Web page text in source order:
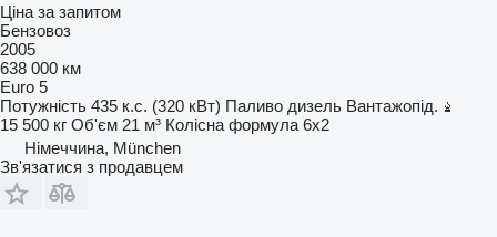
Ціна за запитом
Бензовоз
2005
638 000 км
Euro 5
Потужність 435 к.с. (320 кВт) Паливо дизель Вантажопід.
15 500 кг Об'єм 21 м³ Колісна формула 6x2
Німеччина, München
Зв'язатися з продавцем